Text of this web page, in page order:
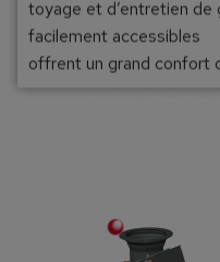
toyage et d’entretien de
facilement accessibles
offrent un grand confort